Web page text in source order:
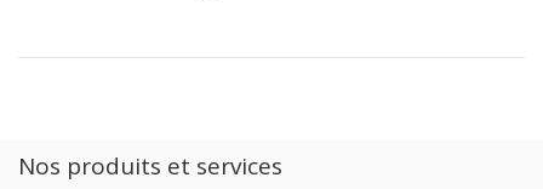
Nos produits et services